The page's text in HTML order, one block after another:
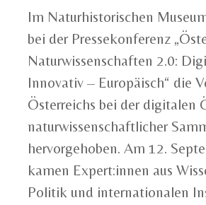
Im Naturhistorischen
bei der Pressekonferenz
Naturwissenschaften 2.0:
Innovativ – Europäisch“ die
Österreichs bei der digitalen
naturwissenschaftlicher
hervorgehoben. Am 12.
kamen Expert:innen aus
Politik und internationalen